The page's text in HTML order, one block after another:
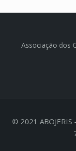
Associação dos
© 2021